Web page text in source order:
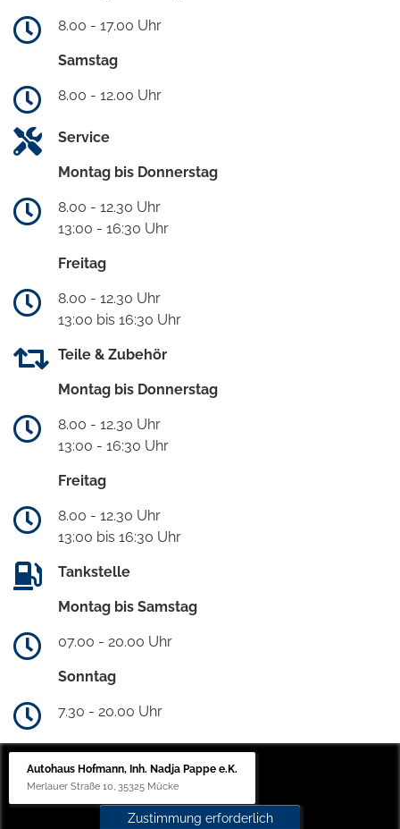
8.00 - 17.00 Uhr
Samstag
8.00 - 12.00 Uhr
Service
Montag bis Donnerstag
8.00 - 12.30 Uhr
13:00 - 16:30 Uhr
Freitag
8.00 - 12.30 Uhr
13:00 bis 16:30 Uhr
Teile & Zubehör
Montag bis Donnerstag
8.00 - 12.30 Uhr
13:00 - 16:30 Uhr
Freitag
8.00 - 12.30 Uhr
13:00 bis 16:30 Uhr
Tankstelle
Montag bis Samstag
07.00 - 20.00 Uhr
Sonntag
7.30 - 20.00 Uhr
Autohaus Hofmann, Inh. Nadja Pappe e.K.
Merlauer Straße 10, 35325 Mücke
Zustimmung erforderlich